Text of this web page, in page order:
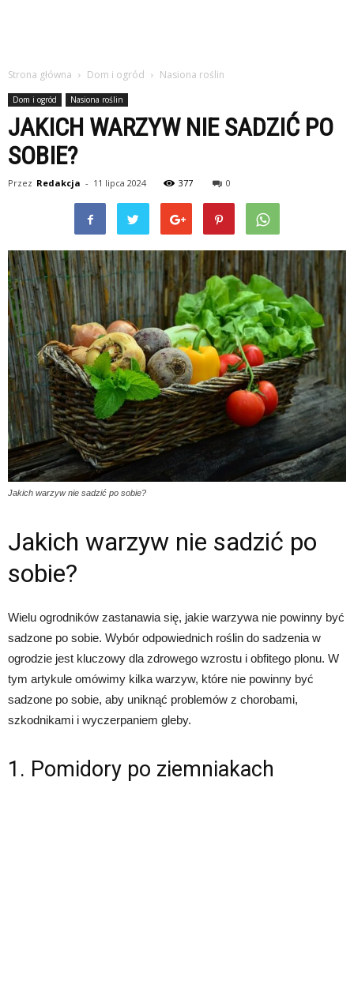
Strona główna Dom i ogród Nasiona roślin
Dom i ogród Nasiona roślin
JAKICH WARZYW NIE SADZIĆ PO
SOBIE?
Przez Redakcja - 11 lipca 2024 377 0
Jakich warzyw nie sadzić po sobie?
Jakich warzyw nie sadzić po
sobie?
Wielu ogrodników zastanawia się, jakie warzywa nie powinny być
sadzone po sobie. Wybór odpowiednich roślin do sadzenia w
ogrodzie jest kluczowy dla zdrowego wzrostu i obfitego plonu. W
tym artykule omówimy kilka warzyw, które nie powinny być
sadzone po sobie, aby uniknąć problemów z chorobami,
szkodnikami i wyczerpaniem gleby.
1. Pomidory po ziemniakach